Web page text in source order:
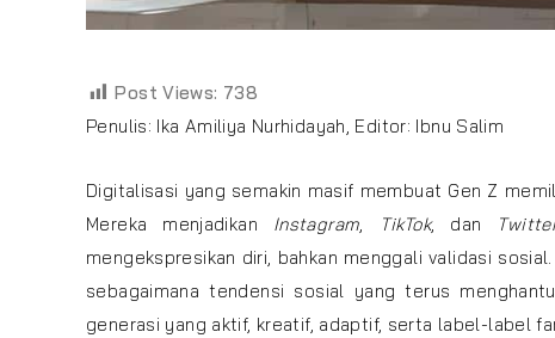
Post Views: 738
Penulis: Ika Amiliya Nurhidayah, Editor: Ibnu Salim
Digitalisasi yang semakin masif membuat Gen Z
Mereka menjadikan Instagram, TikTok, dan
mengekspresikan diri, bahkan menggali validasi
sebagaimana tendensi sosial yang terus
generasi yang aktif, kreatif, adaptif, serta label-label